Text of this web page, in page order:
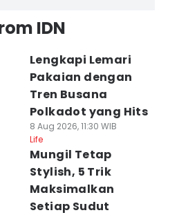
IDN
Lengkapi Lemari
Pakaian dengan
Tren Busana
Polkadot yang Hits
8 Aug 2026, 11:30 WIB
Life
Mungil Tetap
Stylish, 5 Trik
Maksimalkan
Setiap Sudut